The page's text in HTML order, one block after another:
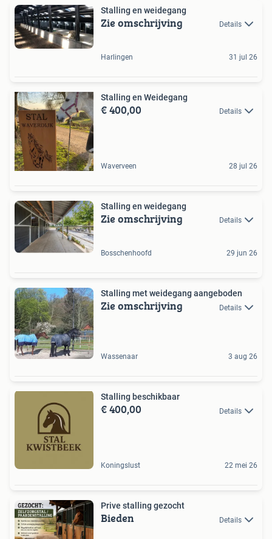
Stalling en weidegang
Zie omschrijving Details
Harlingen 31 jul 26
Stalling en Weidegang
€ 400,00 Details
Waverveen 28 jul 26
Stalling en weidegang
Zie omschrijving Details
Bosschenhoofd 29 jun 26
Stalling met weidegang aangeboden
Zie omschrijving Details
Wassenaar 3 aug 26
Stalling beschikbaar
€ 400,00 Details
Koningslust 22 mei 26
Prive stalling gezocht
Bieden Details